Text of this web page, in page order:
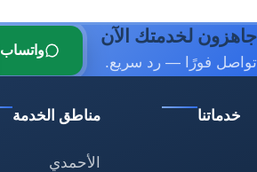
جاهزون لخدمتك الآن
تواصل فورًا — رد سريع.
واتساب
خدماتنا مناطق الخدمة
الأحمدي